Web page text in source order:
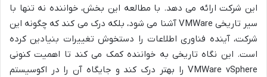
این شرکت ارائه می دهد. با مطالعه این بخش، خواننده نه تنها با
سیر تاریخی VMWare آشنا می شود، بلکه درک می کند که چگونه این
شرکت، آینده فناوری اطلاعات را دستخوش تغییرات بنیادین کرده
است. این نگاه تاریخی به خواننده کمک می کند تا اهمیت کنونی
VMWare vSphere را بهتر درک کند و جایگاه آن را در اکوسیستم